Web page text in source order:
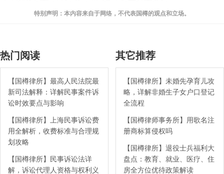
特别声明：本内容来自于网络，不代表国樽的观点和立场。
热门阅读
【国樽律所】最高人民法院最
新司法解释：详解民事案件诉
讼时效要点与影响
【国樽律所】上海民事诉讼费
用全解析，收费标准与合理规
划攻略
【国樽律所】民事诉讼法详
解，诉讼代理人资格与权利义
其它推荐
【国樽律所】未婚先孕育儿攻
略，详解非婚生子女户口登记
全流程
【国樽律师事务所】用歌名注
册商标算侵权吗
【国樽律所】退役士兵福利大
盘点：教育、就业、医疗、住
房全方位优待政策解读